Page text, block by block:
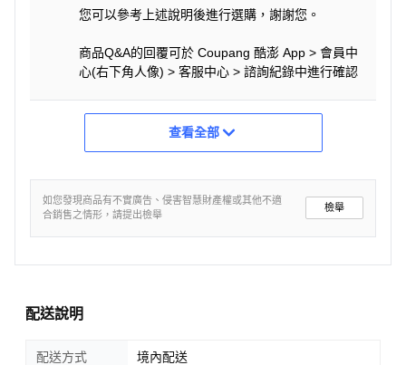
您可以參考上述說明後進行選購，謝謝您。
商品Q&A的回覆可於 Coupang 酷澎 App > 會員中
心(右下角人像) > 客服中心 > 諮詢紀錄中進行確認
查看全部
如您發現商品有不實廣告、侵害智慧財產權或其他不適
合銷售之情形，請提出檢舉
檢舉
配送說明
配送方式 境內配送